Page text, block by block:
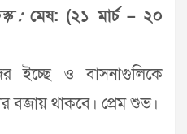
:মেষ: (২১ মার্চ – ২০
ইচ্ছে ও বাসনাগুলিকে
বজায় থাকবে। প্রেম শুভ।